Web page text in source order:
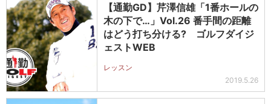
【通勤GD】芹澤信雄「1番ホールの
木の下で…」Vol.26 番手間の距離
はどう打ち分ける? ゴルフダイジ
ェストWEB
レッスン
2019.5.26